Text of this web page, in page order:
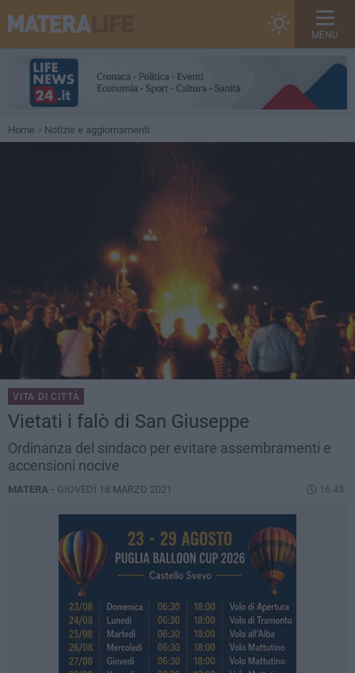
MENU
Home Notizie e aggiornamenti
VITA DI CITTÀ
Vietati i falò di San Giuseppe
Ordinanza del sindaco per evitare assembramenti e
accensioni nocive
MATERA - GIOVEDÌ 18 MARZO 2021 16.43